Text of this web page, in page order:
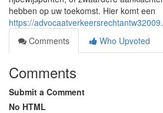
hebben op uw toekomst. Hier komt een
https://
Comments
Who Upvoted
Comments
Submit a Comment
No HTML